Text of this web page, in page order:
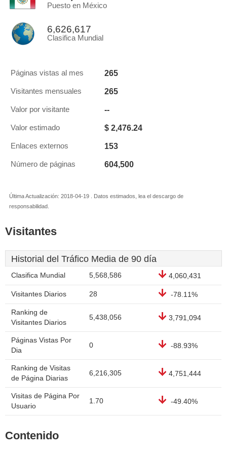
Puesto en México
6,626,617
Clasifica Mundial
Páginas vistas al mes 265
Visitantes mensuales 265
Valor por visitante --
Valor estimado $ 2,476.24
Enlaces externos 153
Número de páginas 604,500
Última Actualización: 2018-04-19 . Datos estimados, lea el descargo de
responsabilidad.
Visitantes
Historial del Tráfico Media de 90 día
Clasifica Mundial 5,568,586 4,060,431
Visitantes Diarios 28 -78.11%
Ranking de
Visitantes Diarios
5,438,056 3,791,094
Páginas Vistas Por
Dia
0 -88.93%
Ranking de Visitas
de Página Diarias
6,216,305 4,751,444
Visitas de Página Por
Usuario
1.70 -49.40%
Contenido